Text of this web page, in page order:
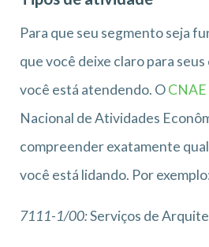
Para que seu segmento seja
que você deixe claro para
você está atendendo. OCNAE
Nacional de Atividades
compreender exatamente
você está lidando. Por
7111-1/00:Serviços de